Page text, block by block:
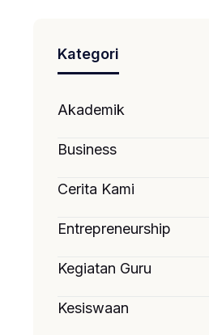
Kategori
Akademik
Business
Cerita Kami
Entrepreneurship
Kegiatan Guru
Kesiswaan